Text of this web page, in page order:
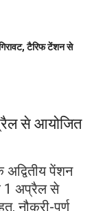
टैरिफ टेंशन से
से आयोजित
पेंशन
1 अप्रैल से
नौकरी-पूर्ण